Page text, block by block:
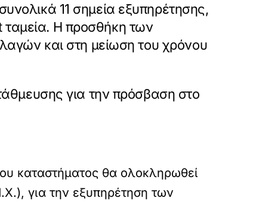
11 σημεία εξυπηρέτησης,
ταμεία. Η προσθήκη των
και στη μείωση του χρόνου
για την πρόσβαση στο
καταστήματος θα ολοκληρωθεί
για την εξυπηρέτηση των